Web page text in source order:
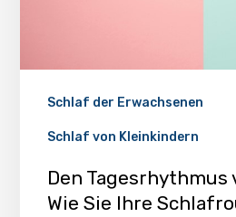
Schlaf der Erwachsenen
Schlaf von Kleinkindern
Den Tagesrhythmus
Wie Sie Ihre